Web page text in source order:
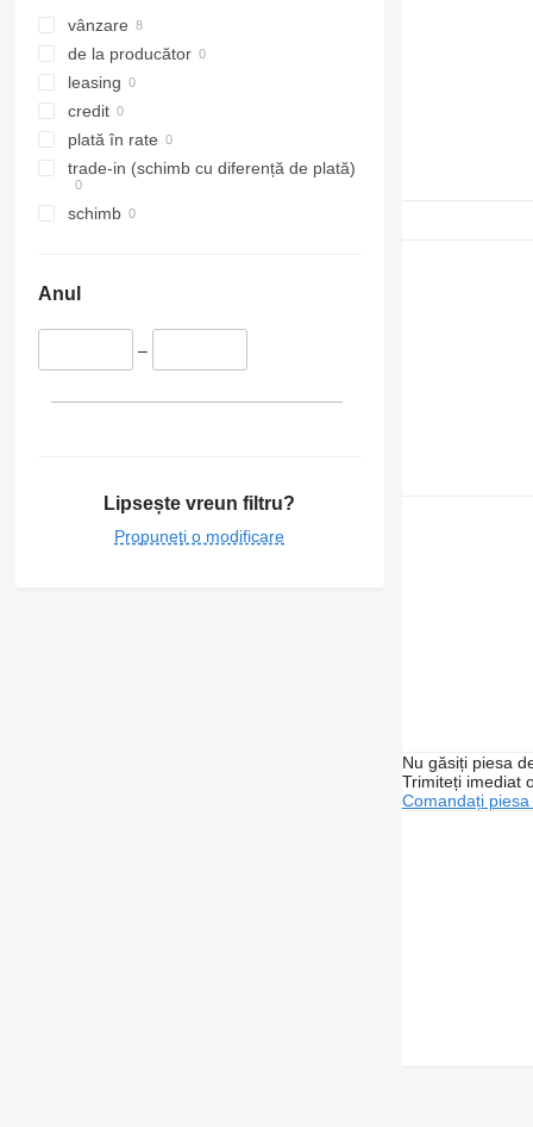
PC
Transit
S-Class
SK
Sprinter
Tourino
Tourismo
Travego
V-Class
Master
Maxity
Megane
Messenger
Midliner
Midlum
Sandero
Trafic
Twingo
L-series
N-series
S-series
SD
Terberg
V40
V90
vânzare
de la producător
leasing
credit
plată în rate
trade-in (schimb cu diferență de plată)
schimb
Anul
–
Lipsește vreun filtru?
Propuneți o modificare
Nu găsiți piesa
Trimiteți imediat
Comandați